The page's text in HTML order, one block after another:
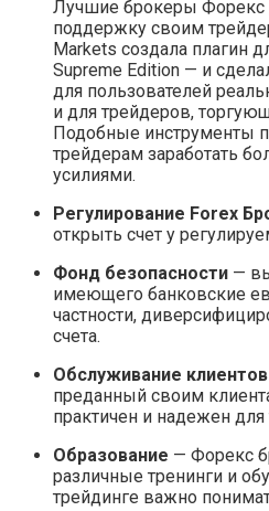
Лучшие брокеры
поддержку своим
Markets создала плагин
Supreme Edition — и
для пользователей
и для трейдеров,
Подобные инструменты
трейдерам заработать
усилиями.
Регулирование Forex
открыть счет у
Фонд безопасности —
имеющего банковские
частности,
счета.
Обслуживание клиентов
преданный своим
практичен и надежен для
Образование — Форекс
различные тренинги и
трейдинге важно